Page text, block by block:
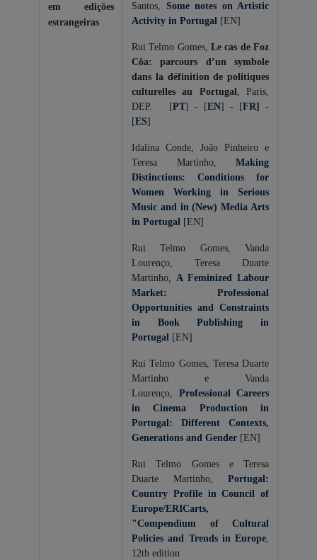
em edições
estrangeiras
Santos, Some notes on Artistic
Activity in Portugal [EN]
Rui Telmo Gomes, Le cas de Foz
Côa: parcours d’un symbole
dans la définition de politiques
culturelles au Portugal, Paris,
DEP. [PT] - [EN] - [FR]
-
[ES]
Idalina Conde, João Pinheiro e
Teresa Martinho, Making
Distinctions: Conditions for
Women Working in Serious
Music and in (New) Media Arts
in Portugal [EN]
Rui Telmo Gomes, Vanda
Lourenço, Teresa Duarte
Martinho, A Feminized Labour
Market: Professional
Opportunities and Constraints
in Book Publishing in
Portugal [EN]
Rui Telmo Gomes, Teresa Duarte
Martinho e Vanda
Lourenço, Professional Careers
in Cinema Production in
Portugal: Different Contexts,
Generations and Gender [EN]
Rui Telmo Gomes e Teresa
Duarte Martinho, Portugal:
Country Profile in Council of
Europe/ERICarts,
"Compendium of Cultural
Policies and Trends in Europe,
12th edition